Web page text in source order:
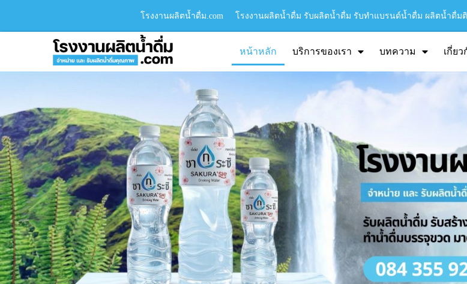
โรงงานผลิตน้ำดื่ม.com โรงงานผลิตน้ำดื่ม รับผลิตน้ำดื่ม รับทำแบรนด์น้ำดื่ม ผลิตน้ำดื่
หน้าหลัก บริการของเรา บทความ เกี่ยว